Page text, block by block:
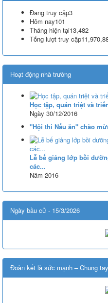
71-NQ/TW
Nghị quyết số 71-NQ/TWcủa Bộ
dục và đào tạo
Lượt xem:515 | lượt tải:0
08/2025/TT-BGDĐT
định thời hạn lưu trữ hồ sơ, tài
Lượt xem:575 | lượt tải:0
Đang truy cập3
Hôm nay101
Tháng hiện tại13,482
Tổng lượt truy cập
Hoạt động nhà trường
Học tập, quán triệt và
Ngày 30/12/2016
"Hội thi Nấu ăn" chào
Lễ bế giảng lớp bồi
các...
Năm 2016
Ngày bầu cử - 15/3/2026
Đoàn kết là sức mạnh – Chung